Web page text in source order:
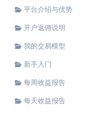
平台介绍与优势
开户返佣说明
我的交易模型
新手入门
每周收益报告
每天收益报告